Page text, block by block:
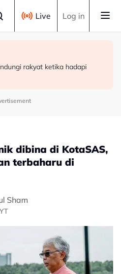
Live Log in
BN runding angihan kerusi
sedang berlumba haram di
rakyat ketika hadapi
dibina di KotaSAS,
terbaharu di
Sham